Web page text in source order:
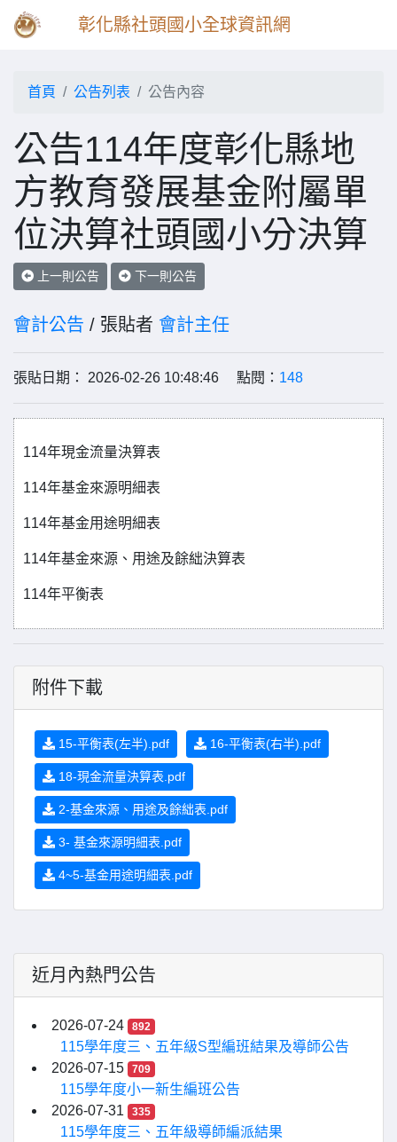
彰化縣社頭國小全球資訊網
首頁 公告列表 公告內容
公告114年度彰化縣地
方教育發展基金附屬單
位決算社頭國小分決算
上一則公告 下一則公告
會計公告 / 張貼者 會計主任
張貼日期： 2026-02-26 10:48:46 點閱： 148
114年現金流量決算表
114年基金來源明細表
114年基金用途明細表
114年基金來源、用途及餘絀決算表
114年平衡表
附件下載
15-平衡表(左半).pdf 16-平衡表(右半).pdf
18-現金流量決算表.pdf
2-基金來源、用途及餘絀表.pdf
3- 基金來源明細表.pdf
4~5-基金用途明細表.pdf
近月內熱門公告
2026-07-24 892
115學年度三、五年級S型編班結果及導師公告
2026-07-15
709
115學年度小一新生編班公告
2026-07-31
335
115學年度三、五年級導師編派結果